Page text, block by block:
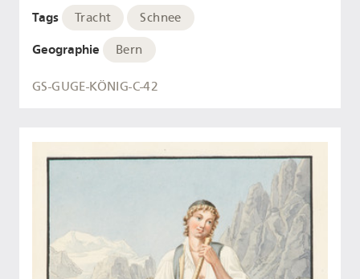
Tags Tracht Schnee
Geographie Bern
GS-GUGE-KÖNIG-C-42